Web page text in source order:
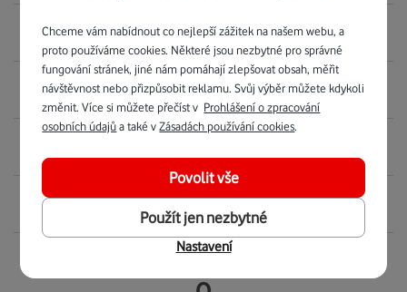
Noise cancelling
Notch
Notifikační dioda
Chceme vám nabídnout co nejlepší zážitek na našem webu, a
proto používáme cookies. Některé jsou nezbytné pro správné
fungování stránek, jiné nám pomáhají zlepšovat obsah, měřit
návštěvnost nebo přizpůsobit reklamu. Svůj výběr můžete kdykoli
změnit. Více si můžete přečíst v Prohlášení o zpracování
osobních údajůa také vZásadách používání cookies.
Použít jen nezbytné
Povolit vše
Nastavení